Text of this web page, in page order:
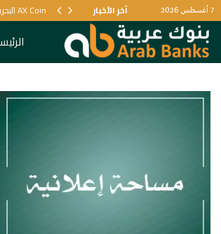
7 أغسطس 2026 آخر الأخبار AX Coin البحرينية تحصل شهادة التوافق مع الشريعة الإسلامية